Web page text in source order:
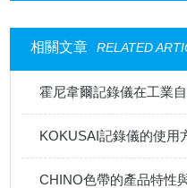
相關文章 RELATED
霍尼韋爾記錄儀在工業
KOKUSAI記錄儀的使用
CHINO色帶的產品特性